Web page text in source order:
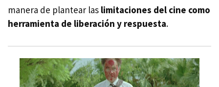
manera de plantear las limitaciones del cine como
herramienta de liberación y respuesta.